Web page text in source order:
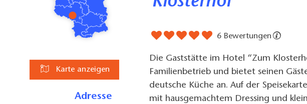
Karte anzeigen
Adresse
6 Bewertungen
Die Gaststätte im Hotel “Zum
Familienbetrieb und bietet seinen
deutsche Küche an. Auf der
mit hausgemachtem Dressing und